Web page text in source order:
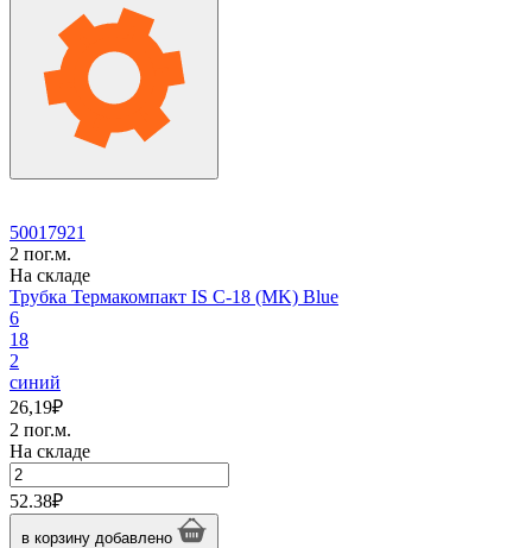
Blue
50017921
2 пог.м.
На складе
Трубка Термакомпакт IS C-18 (MK) Blue
6
18
2
синий
26,19₽
2 пог.м.
На складе
Количество
товара
Трубка
Термакомпакт
52.38₽
в корзину добавлено